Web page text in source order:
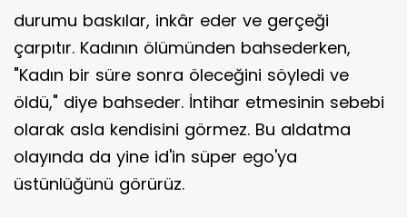
durumu baskılar, inkâr eder ve gerçeği
çarpıtır. Kadının ölümünden bahsederken,
"Kadın bir süre sonra öleceğini söyledi ve
öldü," diye bahseder. İntihar etmesinin sebebi
olarak asla kendisini görmez. Bu aldatma
olayında da yine id'in süper ego'ya
üstünlüğünü görürüz.